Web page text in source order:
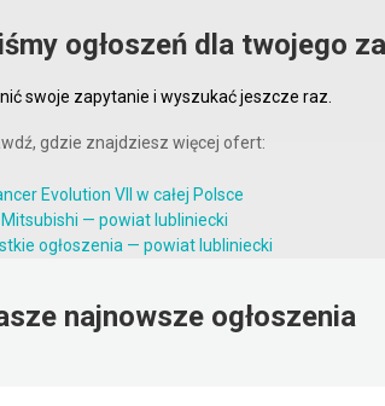
ogłoszeń dla twojego
swoje zapytanie i wyszukać jeszcze raz.
gdzie znajdziesz więcej ofert:
Evolution VII w całej Polsce
Mitsubishi — powiat lubliniecki
ogłoszenia — powiat lubliniecki
najnowsze ogłoszenia